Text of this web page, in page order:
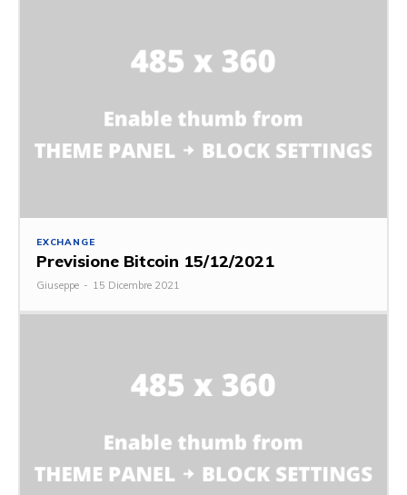
EXCHANGE
Previsione Bitcoin 15/12/2021
Giuseppe - 15 Dicembre 2021